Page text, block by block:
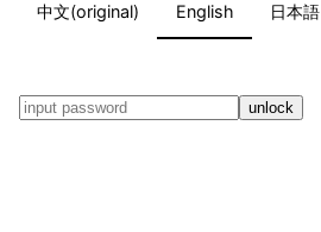
中文(original) English 日本語
unlock